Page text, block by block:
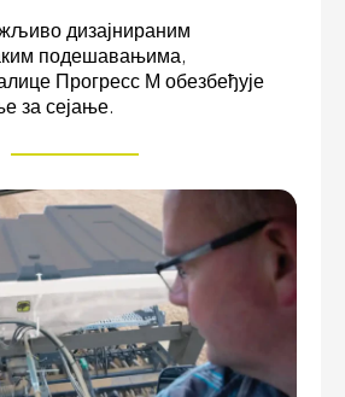
дизајнираним
подешавањима,
Прогресс М обезбеђује
за сејање.